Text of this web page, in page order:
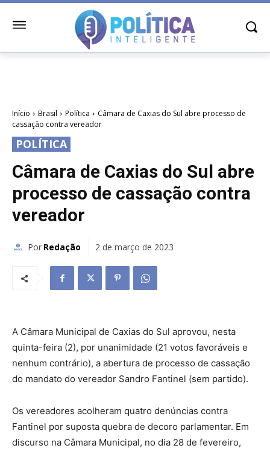
Início Brasil Política
Câmara de Caxias do Sul abre processo de
cassação contra vereador
POLÍTICA
Câmara de Caxias do Sul abre
processo de cassação contra
vereador
Por Redação 2 de março de 2023
A Câmara Municipal de Caxias do Sul aprovou, nesta
quinta-feira (2), por unanimidade (21 votos favoráveis e
nenhum contrário), a abertura de processo de cassação
do mandato do vereador Sandro Fantinel (sem partido).
Os vereadores acolheram quatro denúncias contra
Fantinel por suposta quebra de decoro parlamentar. Em
discurso na Câmara Municipal, no dia 28 de fevereiro,